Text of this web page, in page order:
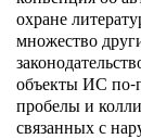
охране
множество
объекты ИС по-
пробелы и
связанных с